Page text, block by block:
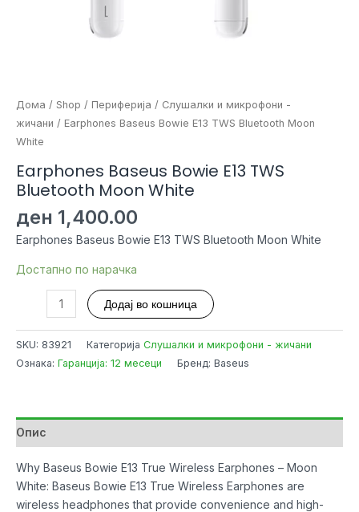
Дома / Shop / Периферија / Слушалки и микрофони -
жичани / Earphones Baseus Bowie E13 TWS Bluetooth Moon
White
Earphones Baseus Bowie E13 TWS
Bluetooth Moon White
ден 1,400.00
Earphones Baseus Bowie E13 TWS Bluetooth Moon White
Достапно по нарачка
Earphones
Baseus
Bowie
White
количина
Додај во кошница
SKU: 83921 Категорија Слушалки и микрофони - жичани
Ознака: Гаранција: 12 месеци Бренд: Baseus
Опис
Why Baseus Bowie E13 True Wireless Earphones – Moon
White: Baseus Bowie E13 True Wireless Earphones are
wireless headphones that provide convenience and high-